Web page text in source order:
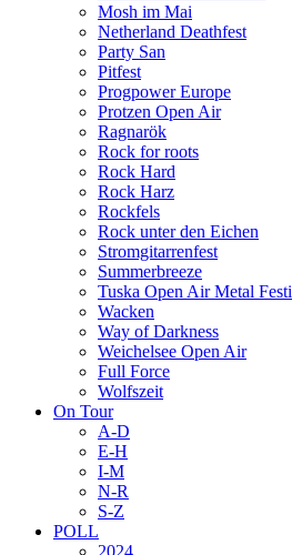
Mosh im Mai
Netherland Deathfest
Party San
Pitfest
Progpower Europe
Protzen Open Air
Ragnarök
Rock for roots
Rock Hard
Rock Harz
Rockfels
Rock unter den Eichen
Stromgitarrenfest
Summerbreeze
Tuska Open Air Metal
Wacken
Way of Darkness
Weichelsee Open Air
Full Force
Wolfszeit
On Tour
A-D
E-H
I-M
N-R
S-Z
POLL
2024